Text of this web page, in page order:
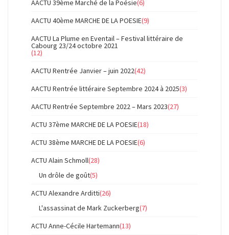
AACTU 39ème Marché de la Poésie(6)
AACTU 40ème MARCHE DE LA POESIE(9)
AACTU La Plume en Eventail – Festival littéraire de
Cabourg 23/24 octobre 2021
(12)
AACTU Rentrée Janvier – juin 2022(42)
AACTU Rentrée littéraire Septembre 2024 à 2025(3)
AACTU Rentrée Septembre 2022 – Mars 2023(27)
ACTU 37ème MARCHE DE LA POESIE(18)
ACTU 38ème MARCHE DE LA POESIE(6)
ACTU Alain Schmoll(28)
Un drôle de goût(5)
ACTU Alexandre Arditti(26)
L'assassinat de Mark Zuckerberg(7)
ACTU Anne-Cécile Hartemann(13)